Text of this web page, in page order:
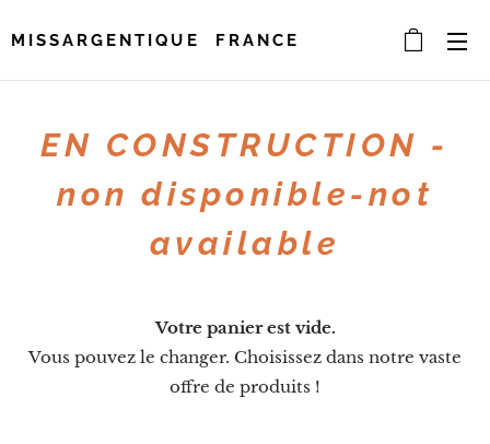
MISSARGENTIQUE FRANCE
EN CONSTRUCTION -
non disponible-not
available
Votre panier est vide.
Vous pouvez le changer. Choisissez dans notre vaste
offre de produits !